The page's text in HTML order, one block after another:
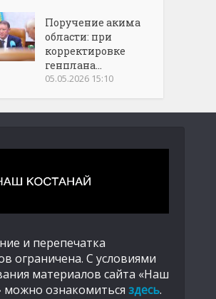
Поручение акима
области: при
корректировке
генплана...
05.05.2026 15:10
и перепечатка
ограничена. С условиями
материалов сайта «Наш
можно ознакомиться здесь.